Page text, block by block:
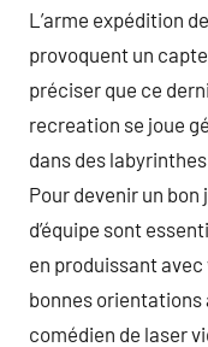
L’arme expédition
provoquent un
préciser que ce
recreation se joue
dans des
Pour devenir un bon
d’équipe sont
en produissant
bonnes orientations
comédien de laser